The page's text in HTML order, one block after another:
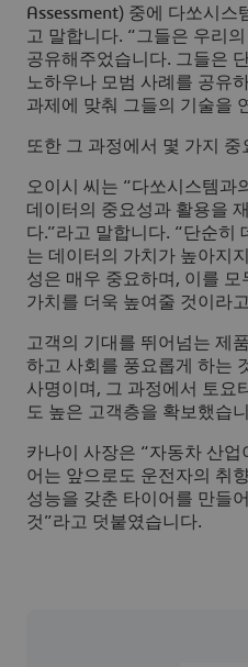
Assessment) 중에 다쏘시스
고 말합니다. “그들은 우리
공유해주었습니다. 그들은
노하우나 모범 사례를 공유
과제에 맞춰 그들의 기술을
또한 그 과정에서 몇 가지
오이시 씨는 “다쏘시스템과
데이터의 중요성과 활용을
다.”라고 말합니다. “단순히
는 데이터의 가치가 높아지
성은 매우 중요하며, 이를 모
가치를 더욱 높여줄 것이라
고객의 기대를 뛰어넘는 제
하고 사회를 풍요롭게 하는
사명이며, 그 과정에서 토요
도 높은 고객층을 확보했습
카나이 사장은 “자동차 산업
어는 앞으로도 운전자의 취
성능을 갖춘 타이어를 만들
것”라고 덧붙였습니다.